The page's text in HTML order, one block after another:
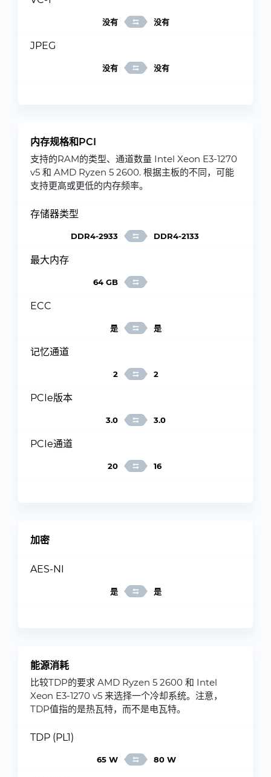
没有 没有
JPEG
没有 没有
内存规格和PCI
支持的RAM的类型、通道数量 Intel Xeon E3-1270
v5 和 AMD Ryzen 5 2600. 根据主板的不同，可能
支持更高或更低的内存频率。
存储器类型
DDR4-2933 DDR4-2133
最大内存
64 GB
ECC
是 是
记忆通道
2 2
PCIe版本
3.0 3.0
PCIe通道
20 16
加密
AES-NI
是 是
能源消耗
比较TDP的要求 AMD Ryzen 5 2600 和 Intel
Xeon E3-1270 v5 来选择一个冷却系统。注意，
TDP值指的是热瓦特，而不是电瓦特。
TDP (PL1)
65 W 80 W